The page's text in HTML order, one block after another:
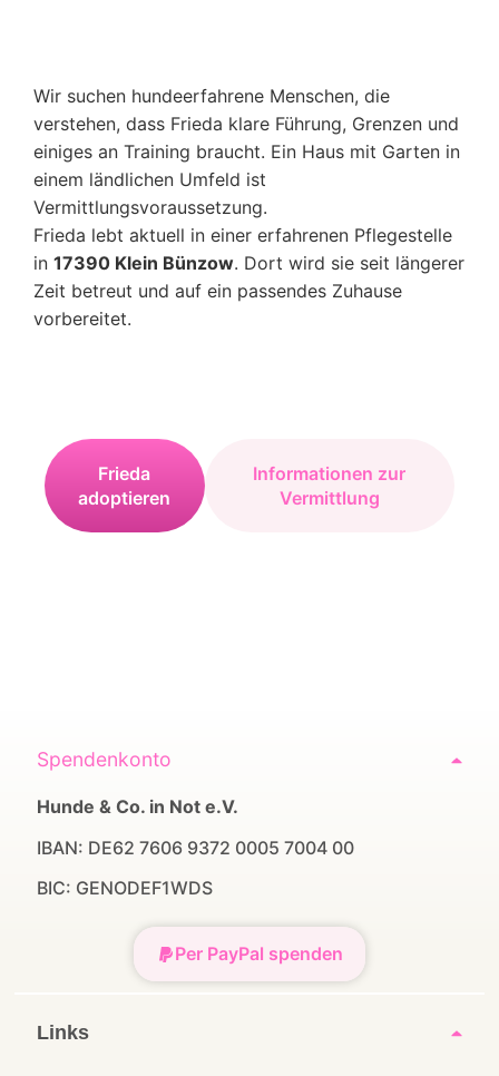
Wir suchen hundeerfahrene Menschen, die
verstehen, dass Frieda klare Führung, Grenzen und
einiges an Training braucht. Ein Haus mit Garten in
einem ländlichen Umfeld ist
Vermittlungsvoraussetzung.
Frieda lebt aktuell in einer erfahrenen Pflegestelle
in 17390 Klein Bünzow. Dort wird sie seit längerer
Zeit betreut und auf ein passendes Zuhause
vorbereitet.
Frieda
adoptieren
Informationen zur
Vermittlung
Per PayPal spenden
Spendenkonto
Hunde & Co. in Not e.V.
IBAN: DE62 7606 9372 0005 7004 00
BIC: GENODEF1WDS
Links